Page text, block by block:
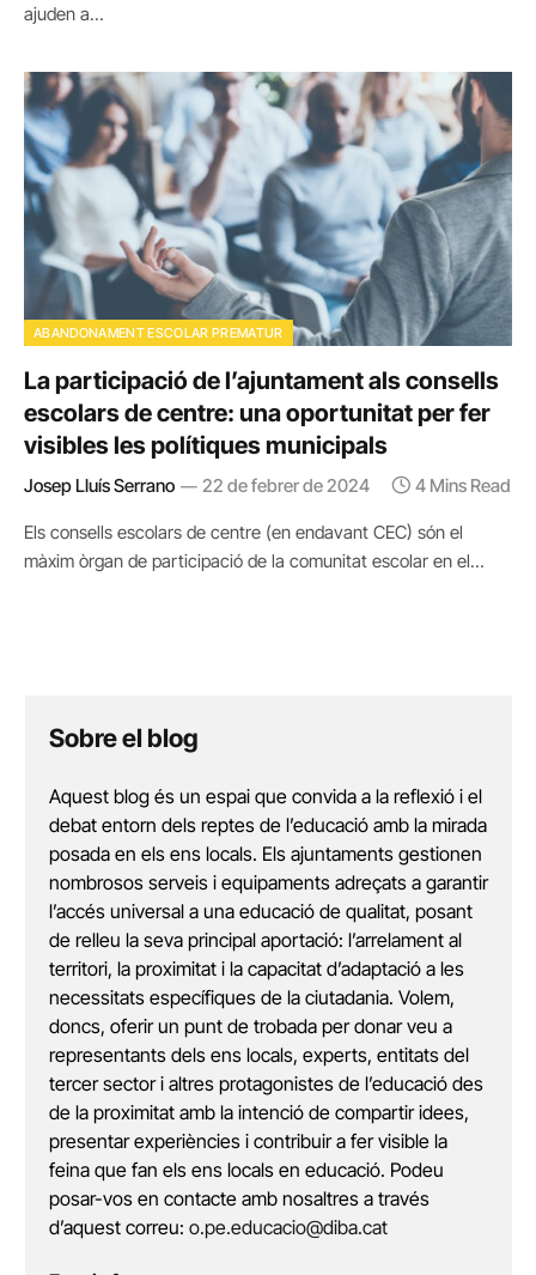
ajuden a…
ABANDONAMENT ESCOLAR PREMATUR
La participació de l’ajuntament als consells
escolars de centre: una oportunitat per fer
visibles les polítiques municipals
Josep Lluís Serrano 22 de febrer de 2024 4 Mins Read
Els consells escolars de centre (en endavant CEC) són el
màxim òrgan de participació de la comunitat escolar en el…
Sobre el blog
Aquest blog és un espai que convida a la reflexió i el
debat entorn dels reptes de l’educació amb la mirada
posada en els ens locals. Els ajuntaments gestionen
nombrosos serveis i equipaments adreçats a garantir
l’accés universal a una educació de qualitat, posant
de relleu la seva principal aportació: l’arrelament al
territori, la proximitat i la capacitat d’adaptació a les
necessitats específiques de la ciutadania. Volem,
doncs, oferir un punt de trobada per donar veu a
representants dels ens locals, experts, entitats del
tercer sector i altres protagonistes de l’educació des
de la proximitat amb la intenció de compartir idees,
presentar experiències i contribuir a fer visible la
feina que fan els ens locals en educació. Podeu
posar-vos en contacte amb nosaltres a través
d’aquest correu: o.pe.educacio@diba.cat